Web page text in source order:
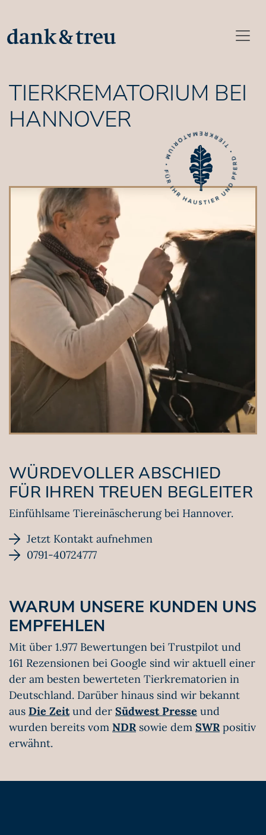
TIERKREMATORIUM BEI
HANNOVER
WÜRDEVOLLER ABSCHIED
FÜR IHREN TREUEN BEGLEITER
Einfühlsame Tier­einäscherung bei Hannover.
Jetzt Kontakt aufnehmen
0791-40724777
WARUM UNSERE KUNDEN UNS
EMPFEHLEN
Mit über 1.977 Bewertungen bei Trustpilot und
161 Rezensionen bei Google sind wir aktuell einer
der am besten bewerteten Tierkrematorien in
Deutschland. Darüber hinaus sind wir bekannt
aus Die Zeitund der Südwest Presse und
wurden bereits vom NDR sowie dem SWR positiv
erwähnt.